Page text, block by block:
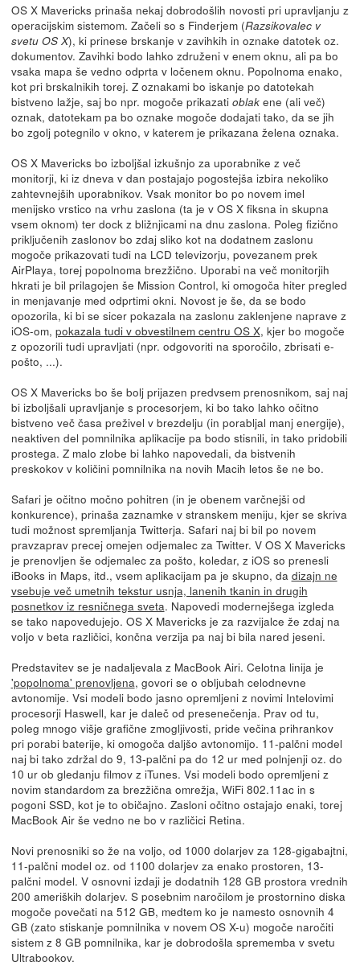
OS X Mavericks prinaša nekaj dobrodošlih novosti pri upravljanju z
operacijskim sistemom. Začeli so s Finderjem (Razsikovalec v
svetu OS X), ki prinese brskanje v zavihkih in oznake datotek oz.
dokumentov. Zavihki bodo lahko združeni v enem oknu, ali pa bo
vsaka mapa še vedno odprta v ločenem oknu. Popolnoma enako,
kot pri brskalnikih torej. Z oznakami bo iskanje po datotekah
bistveno lažje, saj bo npr. mogoče prikazati oblakene (ali več)
oznak, datotekam pa bo oznake mogoče dodajati tako, da se jih
bo zgolj potegnilo v okno, v katerem je prikazana želena oznaka.
OS X Mavericks bo izboljšal izkušnjo za uporabnike z več
monitorji, ki iz dneva v dan postajajo pogostejša izbira nekoliko
zahtevnejših uporabnikov. Vsak monitor bo po novem imel
menijsko vrstico na vrhu zaslona (ta je v OS X fiksna in skupna
vsem oknom) ter dock z bližnjicami na dnu zaslona. Poleg fizično
priključenih zaslonov bo zdaj sliko kot na dodatnem zaslonu
mogoče prikazovati tudi na LCD televizorju, povezanem prek
AirPlaya, torej popolnoma brezžično. Uporabi na več monitorjih
hkrati je bil prilagojen še Mission Control, ki omogoča hiter pregled
in menjavanje med odprtimi okni. Novost je še, da se bodo
opozorila, ki bi se sicer pokazala na zaslonu zaklenjene naprave z
iOS-om, pokazala tudi v obvestilnem centru OS X, kjer bo mogoče
z opozorili tudi upravljati (npr. odgovoriti na sporočilo, zbrisati e-
pošto, ...).
OS X Mavericks bo še bolj prijazen predvsem prenosnikom, saj naj
bi izboljšali upravljanje s procesorjem, ki bo tako lahko očitno
bistveno več časa preživel v brezdelju (in porabljal manj energije),
neaktiven del pomnilnika aplikacije pa bodo stisnili, in tako pridobili
prostega. Z malo zlobe bi lahko napovedali, da bistvenih
preskokov v količini pomnilnika na novih Macih letos še ne bo.
Safari je očitno močno pohitren (in je obenem varčnejši od
konkurence), prinaša zaznamke v stranskem meniju, kjer se skriva
tudi možnost spremljanja Twitterja. Safari naj bi bil po novem
pravzaprav precej omejen odjemalec za Twitter. V OS X Mavericks
je prenovljen še odjemalec za pošto, koledar, z iOS so prenesli
iBooks in Maps, itd., vsem aplikacijam pa je skupno, da dizajn ne
vsebuje več umetnih tekstur usnja, lanenih tkanin in drugih
posnetkov iz resničnega sveta. Napovedi modernejšega izgleda
se tako napovedujejo. OS X Mavericks je za razvijalce že zdaj na
voljo v beta različici, končna verzija pa naj bi bila nared jeseni.
Predstavitev se je nadaljevala z MacBook Airi. Celotna linija je
'popolnoma' prenovljena, govori se o obljubah celodnevne
avtonomije. Vsi modeli bodo jasno opremljeni z novimi Intelovimi
procesorji Haswell, kar je daleč od presenečenja. Prav od tu,
poleg mnogo višje grafične zmogljivosti, pride večina prihrankov
pri porabi baterije, ki omogoča daljšo avtonomijo. 11-palčni model
naj bi tako zdržal do 9, 13-palčni pa do 12 ur med polnjenji oz. do
10 ur ob gledanju filmov z iTunes. Vsi modeli bodo opremljeni z
novim standardom za brezžična omrežja, WiFi 802.11ac in s
pogoni SSD, kot je to običajno. Zasloni očitno ostajajo enaki, torej
MacBook Air še vedno ne bo v različici Retina.
Novi prenosniki so že na voljo, od 1000 dolarjev za 128-gigabajtni,
11-palčni model oz. od 1100 dolarjev za enako prostoren, 13-
palčni model. V osnovni izdaji je dodatnih 128 GB prostora vrednih
200 ameriških dolarjev. S posebnim naročilom je prostornino diska
mogoče povečati na 512 GB, medtem ko je namesto osnovnih 4
GB (zato stiskanje pomnilnika v novem OS X-u) mogoče naročiti
sistem z 8 GB pomnilnika, kar je dobrodošla sprememba v svetu
Ultrabookov.